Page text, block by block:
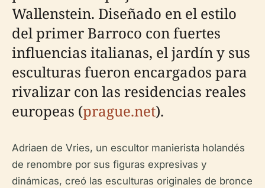
Wallenstein. Diseñado en el estilo
del primer Barroco con fuertes
influencias italianas, el jardín y sus
esculturas fueron encargados para
rivalizar con las residencias reales
europeas (prague.net).
Adriaen de Vries, un escultor manierista holandés
de renombre por sus figuras expresivas y
dinámicas, creó las esculturas originales de bronce